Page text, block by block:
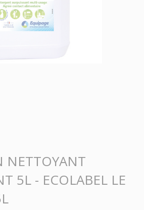
NETTOYANT
5L - ECOLABEL LE